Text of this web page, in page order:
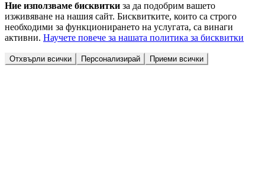
Ние използваме бисквитки за да подобрим вашето
изживяване на нашия сайт. Бисквитките, които са строго
необходими за функционирането на услугата, са винаги
активни. Научете повече за нашата политика за бисквитки
Отхвърли всички Персонализирай Приеми всички